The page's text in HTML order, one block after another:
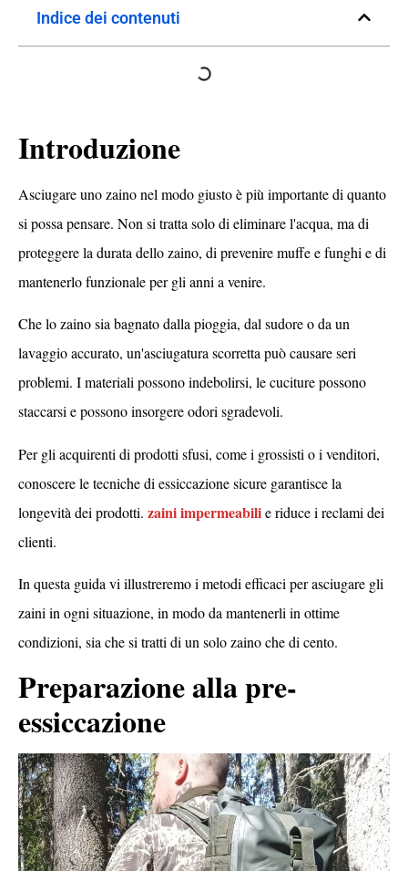
Indice dei contenuti
Introduzione
Asciugare uno zaino nel modo giusto è più importante di quanto
si possa pensare. Non si tratta solo di eliminare l'acqua, ma di
proteggere la durata dello zaino, di prevenire muffe e funghi e di
mantenerlo funzionale per gli anni a venire.
Che lo zaino sia bagnato dalla pioggia, dal sudore o da un
lavaggio accurato, un'asciugatura scorretta può causare seri
problemi. I materiali possono indebolirsi, le cuciture possono
staccarsi e possono insorgere odori sgradevoli.
Per gli acquirenti di prodotti sfusi, come i grossisti o i venditori,
conoscere le tecniche di essiccazione sicure garantisce la
longevità dei prodotti. zaini impermeabilie riduce i reclami dei
clienti.
In questa guida vi illustreremo i metodi efficaci per asciugare gli
zaini in ogni situazione, in modo da mantenerli in ottime
condizioni, sia che si tratti di un solo zaino che di cento.
Preparazione alla pre-
essiccazione